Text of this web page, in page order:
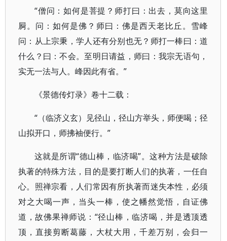
“僧问：如何是菩提？师打曰：出去，莫向这里
屙。问：如何是佛？师曰：佛是西天老比丘。雪峰
问：从上宗秉，学人还有分别也无？师打一棒曰：道
什么？曰：不会。至明日请益，师曰：我宗无语句，
实无一法与人。峰因此有省。”
《景德传灯录》卷十二载：
“（临济义玄）见径山，径山方举头，师便喝；径
山拟开口，师拂袖便行。”
这就是所谓“德山棒，临济喝”。这种方法是破除
执著的特殊方法，目的是要打断人们的执著，一任自
心。照禅宗看，人们常因有所执著而迷失本性，必须
对之大喝一声，当头一棒，使之幡然觉悟，自证佛
道，故佛果禅师说：“径山棒，临济喝，并是透顶透
顶，直接剪断葛藤，大杖大用，千差万别，会归一